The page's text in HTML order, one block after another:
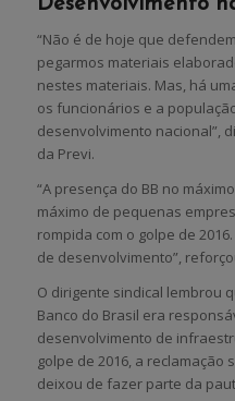
“Não é de hoje que
pegarmos materiais
nestes materiais. Mas, há
os funcionários e a
desenvolvimento nacional”,
da Previ.
“A presença do BB no
máximo de pequenas
rompida com o golpe de
de desenvolvimento”,
O dirigente sindical lembrou
Banco do Brasil era
desenvolvimento de
golpe de 2016, a
deixou de fazer parte da